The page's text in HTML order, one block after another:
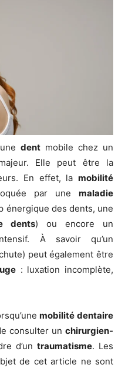
unedent mobile chez un
Elle peut être la
En effet, la mobilité
par une maladie
énergique des dents, une
dents) ou encore un
À savoir qu’un
peut également être
: luxation incomplète,
mobilité dentaire
consulter un chirurgien-
d’un traumatisme. Les
de cet article ne sont